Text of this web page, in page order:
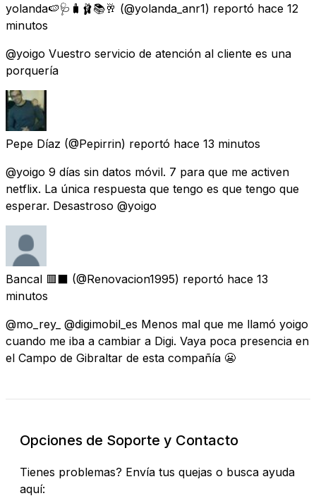
yolanda🍉🩺🧳🩰📚🥂 (@yolanda_anr1) reportó hace 12
minutos
@yoigo Vuestro servicio de atención al cliente es una
porquería
Pepe Díaz (@Pepirrin) reportó hace 13 minutos
@yoigo 9 días sin datos móvil. 7 para que me activen
netflix. La única respuesta que tengo es que tengo que
esperar. Desastroso @yoigo
Bancal 🟥⬛ (@Renovacion1995) reportó hace 13
minutos
@mo_rey_ @digimobil_es Menos mal que me llamó yoigo
cuando me iba a cambiar a Digi. Vaya poca presencia en
el Campo de Gibraltar de esta compañía 😬
Opciones de Soporte y Contacto
Tienes problemas? Envía tus quejas o busca ayuda
aquí: